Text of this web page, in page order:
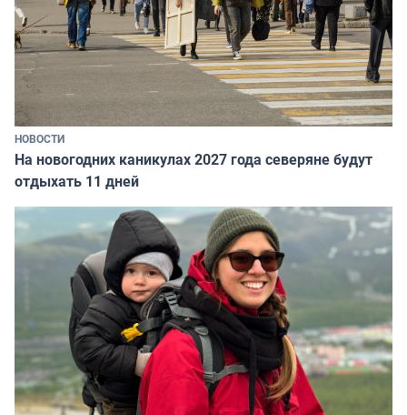
НОВОСТИ
На новогодних каникулах 2027 года северяне будут
отдыхать 11 дней